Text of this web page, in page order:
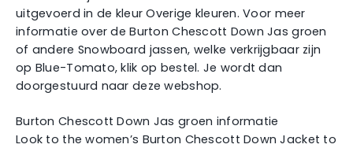
uitgevoerd in de kleur Overige kleuren. Voor meer
informatie over de Burton Chescott Down Jas groen
of andere Snowboard jassen, welke verkrijgbaar zijn
op Blue-Tomato, klik op bestel. Je wordt dan
doorgestuurd naar deze webshop.
Burton Chescott Down Jas groen informatie
Look to the women’s Burton Chescott Down Jacket to